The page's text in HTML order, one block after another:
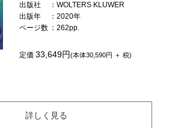
出版社
：WOLTERS KLUWER
出版年
：2020年
ページ数 ：262pp.
定価33,649円(本体30,590円 ＋ 税)
詳しく見る